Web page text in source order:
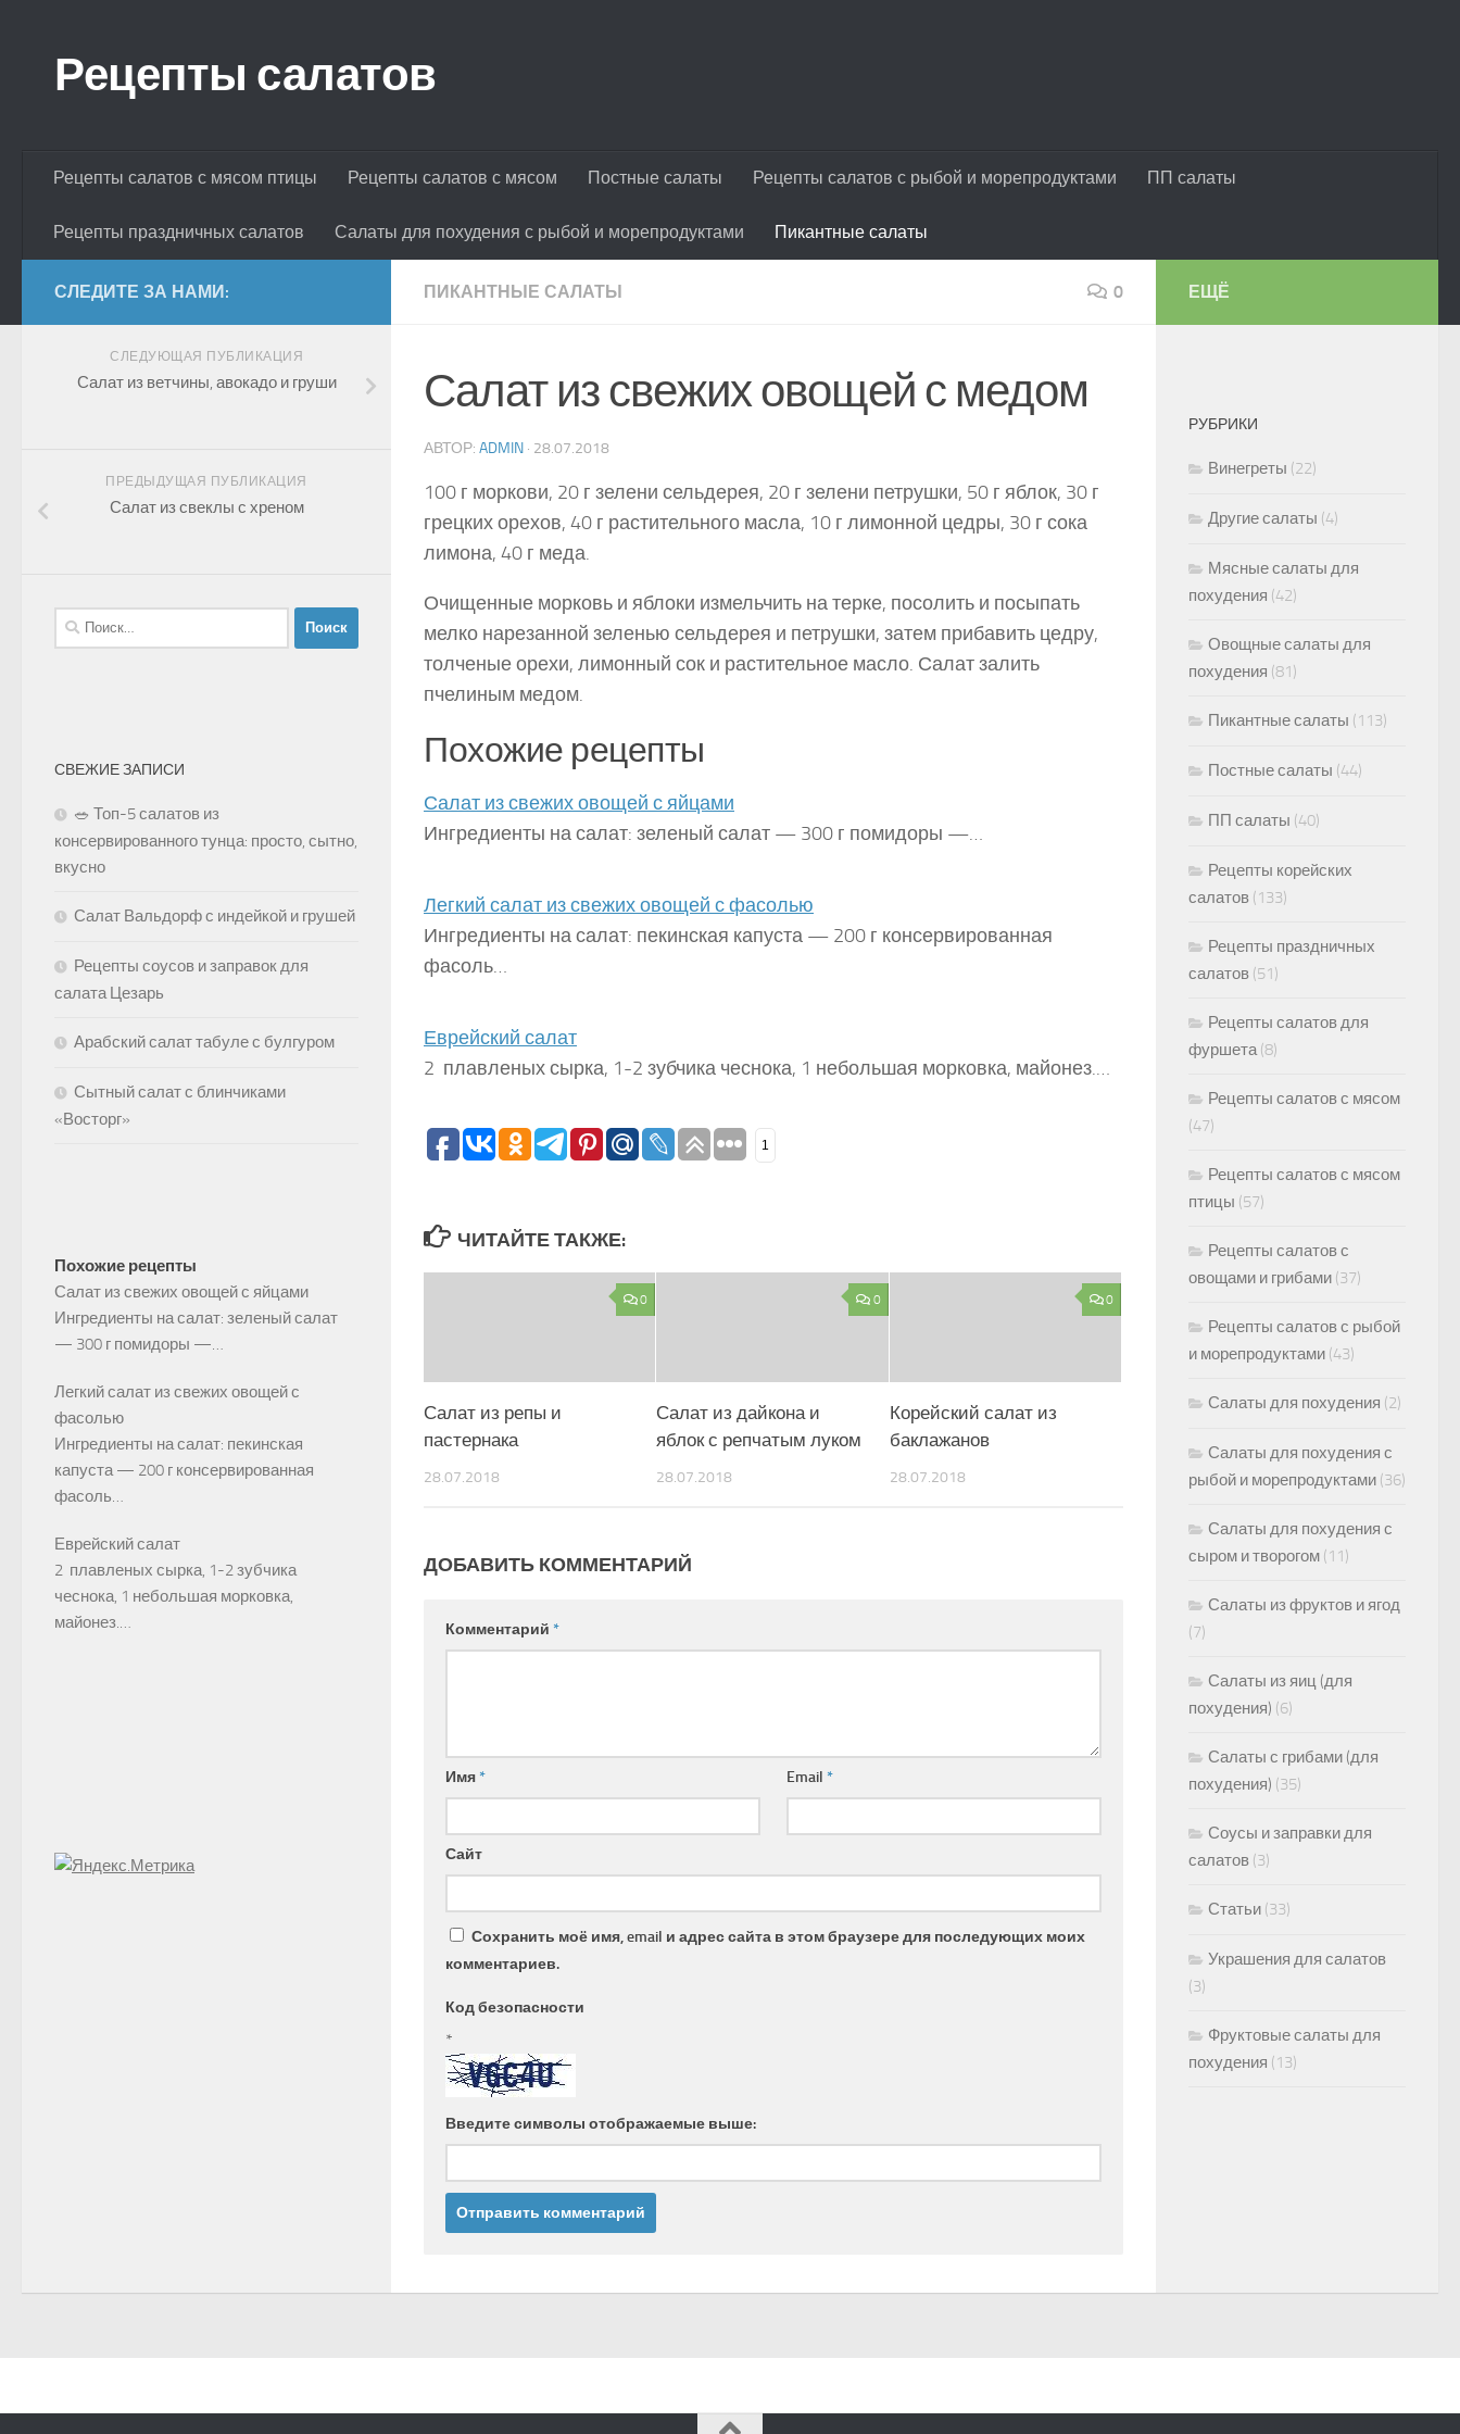
Рецепты салатов
Рецепты салатов с мясом птицы Рецепты салатов с мясом Постные салаты Рецепты салатов с рыбой и морепродуктами ПП салаты
Рецепты праздничных салатов Салаты для похудения с рыбой и морепродуктами Пикантные салаты
ПИКАНТНЫЕ САЛАТЫ 0
Салат из свежих овощей с медом
АВТОР: ADMIN · 28.07.2018
100 г моркови, 20 г зелени сельдерея, 20 г зелени петрушки, 50 г яблок, 30 г
грецких орехов, 40 г растительного масла, 10 г лимонной цедры, 30 г сока
лимона, 40 г меда.
Очищенные морковь и яблоки измельчить на терке, посолить и посыпать
мелко нарезанной зеленью сельдерея и петрушки, затем прибавить цедру,
толченые орехи, лимонный сок и растительное масло. Салат залить
пчелиным медом.
Похожие рецепты
Салат из свежих овощей с яйцами
Ингредиенты на салат: зеленый салат — 300 г помидоры —…
Легкий салат из свежих овощей с фасолью
Ингредиенты на салат: пекинская капуста — 200 г консервированная
фасоль…
Еврейский салат
2 плавленых сырка, 1-2 зубчика чеснока, 1 небольшая морковка, майонез.…
1
ЧИТАЙТЕ ТАКЖЕ:
0
Салат из репы и
пастернака
28.07.2018
0
Салат из дайкона и
яблок с репчатым луком
28.07.2018
0
Корейский салат из
баклажанов
28.07.2018
ДОБАВИТЬ КОММЕНТАРИЙ
Комментарий *
Имя* Email*
Сайт
Сохранить моё имя, email и адрес сайта в этом браузере для последующих моих
комментариев.
Код безопасности
*
Введите символы отображаемые выше:
СЛЕДИТЕ ЗА НАМИ:
СЛЕДУЮЩАЯ ПУБЛИКАЦИЯ
Салат из ветчины, авокадо и груши
ПРЕДЫДУЩАЯ ПУБЛИКАЦИЯ
Салат из свеклы с хреном
Найти:
СВЕЖИЕ ЗАПИСИ
🥗 Топ-5 салатов из
консервированного тунца: просто, сытно,
вкусно
Салат Вальдорф с индейкой и грушей
Рецепты соусов и заправок для
салата Цезарь
Арабский салат табуле с булгуром
Сытный салат с блинчиками
«Восторг»
Похожие рецепты
Салат из свежих овощей с яйцами
Ингредиенты на салат: зеленый салат
— 300 г помидоры —…
Легкий салат из свежих овощей с
фасолью
Ингредиенты на салат: пекинская
капуста — 200 г консервированная
фасоль…
Еврейский салат
2 плавленых сырка, 1-2 зубчика
чеснока, 1 небольшая морковка,
майонез.…
ЕЩЁ
РУБРИКИ
Винегреты (22)
Другие салаты (4)
Мясные салаты для
похудения (42)
Овощные салаты для
похудения (81)
Пикантные салаты (113)
Постные салаты (44)
ПП салаты (40)
Рецепты корейских
салатов (133)
Рецепты праздничных
салатов (51)
Рецепты салатов для
фуршета(8)
Рецепты салатов с мясом
(47)
Рецепты салатов с мясом
птицы (57)
Рецепты салатов с
овощами и грибами (37)
Рецепты салатов с рыбой
и морепродуктами (43)
Салаты для похудения (2)
Салаты для похудения с
рыбой и морепродуктами (36)
Салаты для похудения с
сыром и творогом (11)
Салаты из фруктов и ягод
(7)
Салаты из яиц (для
похудения) (6)
Салаты с грибами (для
похудения) (35)
Соусы и заправки для
салатов (3)
Статьи (33)
Украшения для салатов
(3)
Фруктовые салаты для
похудения (13)